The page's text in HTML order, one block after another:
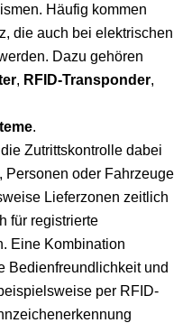
Häufig kommen
die auch bei elektrischen
Dazu gehören
, RFID-Transponder,
.
Zutrittskontrolle dabei
oder Fahrzeuge
Lieferzonen zeitlich
für registrierte
Eine Kombination
Bedienfreundlichkeit und
per RFID-